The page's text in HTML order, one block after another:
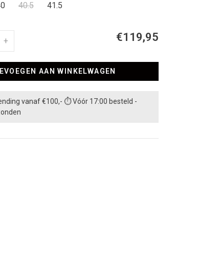
40.5 41.5
+ €119,95
AAN WINKELWAGEN
vanaf €100,- ⏱ Vóór 17:00 besteld -